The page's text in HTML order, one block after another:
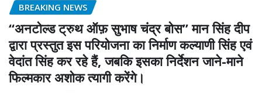
BREAKING NEWS
“अनटोल्ड ट्रुथ ऑफ़ सुभाष चंद्र बोस” मान सिंह दीप
द्वारा प्रस्तुत इस परियोजना का निर्माण कल्याणी सिंह एवं
वेदांत सिंह कर रहे हैं, जबकि इसका निर्देशन जाने-माने
फिल्मकार अशोक त्यागी करेंगे।